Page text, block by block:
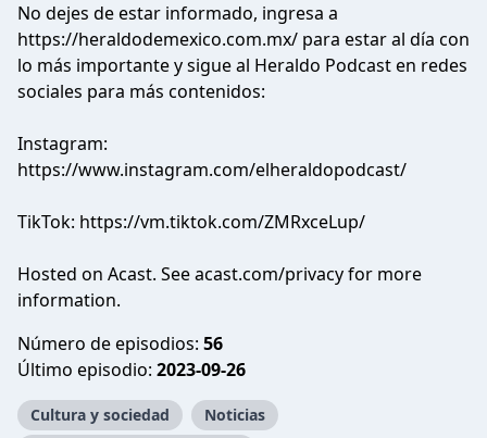
No dejes de estar informado, ingresa a
https://heraldodemexico.com.mx/ para estar al día con
lo más importante y sigue al Heraldo Podcast en redes
sociales para más contenidos:
Instagram:
https://www.instagram.com/elheraldopodcast/
TikTok: https://vm.tiktok.com/ZMRxceLup/
Hosted on Acast. Seeacast.com/privacyfor more
information.
Número de episodios: 56
Último episodio: 2023-09-26
Cultura y sociedad
Noticias